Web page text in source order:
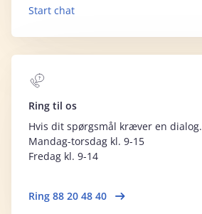
Start chat
Ring til os
Hvis dit spørgsmål kræver en dialog.
Mandag-torsdag kl. 9-15
Fredag kl. 9-14
Ring 88 20 48 40